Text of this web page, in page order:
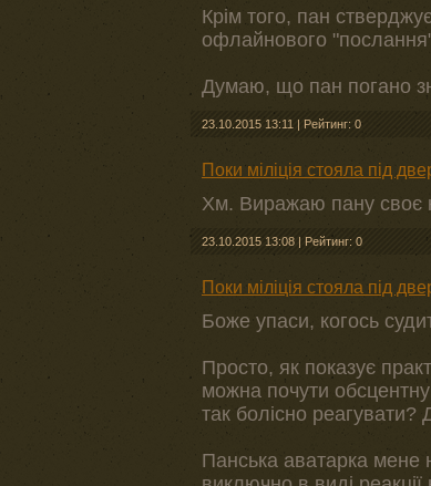
Крім того, пан
офлайнового
Думаю, що пан погано
23.10.2015 13:11 | Рейтинг: 0
Поки міліція стояла під
Хм. Виражаю пану своє
23.10.2015 13:08 | Рейтинг: 0
Поки міліція стояла під
Боже упаси, когось
Просто, як показує
можна почути обсцентну
так болісно
Панська аватарка мене